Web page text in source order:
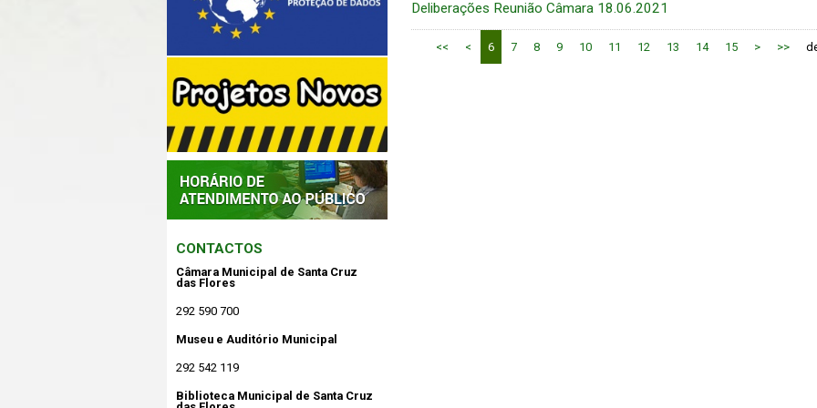
CONTACTOS
Câmara Municipal de Santa Cruz
das Flores
292 590 700
Museu e Auditório Municipal
292 542 119
Biblioteca Municipal de Santa Cruz
Deliberações Reunião Câmara 18.06.2021
<< < 6 7 8 9 10 11 12 13 14 15 > >>